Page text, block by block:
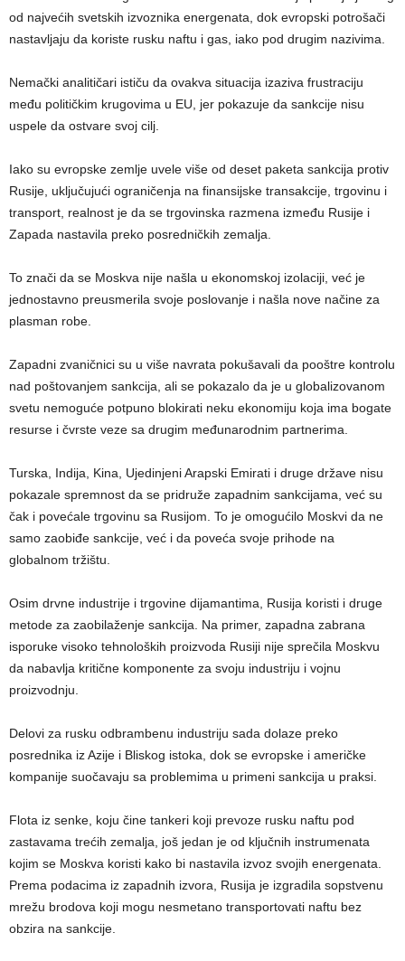
od najvećih svetskih izvoznika energenata, dok evropski potrošači
nastavljaju da koriste rusku naftu i gas, iako pod drugim nazivima.
Nemački analitičari ističu da ovakva situacija izaziva frustraciju
među političkim krugovima u EU, jer pokazuje da sankcije nisu
uspele da ostvare svoj cilj.
Iako su evropske zemlje uvele više od deset paketa sankcija protiv
Rusije, uključujući ograničenja na finansijske transakcije, trgovinu i
transport, realnost je da se trgovinska razmena između Rusije i
Zapada nastavila preko posredničkih zemalja.
To znači da se Moskva nije našla u ekonomskoj izolaciji, već je
jednostavno preusmerila svoje poslovanje i našla nove načine za
plasman robe.
Zapadni zvaničnici su u više navrata pokušavali da pooštre kontrolu
nad poštovanjem sankcija, ali se pokazalo da je u globalizovanom
svetu nemoguće potpuno blokirati neku ekonomiju koja ima bogate
resurse i čvrste veze sa drugim međunarodnim partnerima.
Turska, Indija, Kina, Ujedinjeni Arapski Emirati i druge države nisu
pokazale spremnost da se pridruže zapadnim sankcijama, već su
čak i povećale trgovinu sa Rusijom. To je omogućilo Moskvi da ne
samo zaobiđe sankcije, već i da poveća svoje prihode na
globalnom tržištu.
Osim drvne industrije i trgovine dijamantima, Rusija koristi i druge
metode za zaobilaženje sankcija. Na primer, zapadna zabrana
isporuke visoko tehnoloških proizvoda Rusiji nije sprečila Moskvu
da nabavlja kritične komponente za svoju industriju i vojnu
proizvodnju.
Delovi za rusku odbrambenu industriju sada dolaze preko
posrednika iz Azije i Bliskog istoka, dok se evropske i američke
kompanije suočavaju sa problemima u primeni sankcija u praksi.
Flota iz senke, koju čine tankeri koji prevoze rusku naftu pod
zastavama trećih zemalja, još jedan je od ključnih instrumenata
kojim se Moskva koristi kako bi nastavila izvoz svojih energenata.
Prema podacima iz zapadnih izvora, Rusija je izgradila sopstvenu
mrežu brodova koji mogu nesmetano transportovati naftu bez
obzira na sankcije.